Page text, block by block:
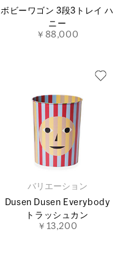
ボビーワゴン 3段3トレイ ハ
ニー
￥88,000
バリエーション
Dusen Dusen Everybody
トラッシュカン
￥13,200